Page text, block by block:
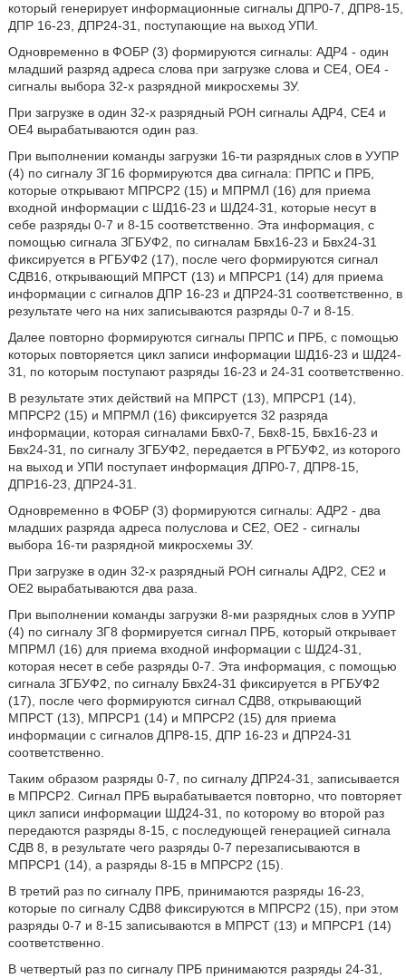
который генерирует информационные сигналы ДПР0-7, ДПР8-15,
ДПР 16-23, ДПР24-31, поступающие на выход УПИ.
Одновременно в ФОБР (3) формируются сигналы: АДР4 - один
младший разряд адреса слова при загрузке слова и СЕ4, ОЕ4 -
сигналы выбора 32-х разрядной микросхемы ЗУ.
При загрузке в один 32-х разрядный РОН сигналы АДР4, СЕ4 и
ОЕ4 вырабатываются один раз.
При выполнении команды загрузки 16-ти разрядных слов в УУПР
(4) по сигналу ЗГ16 формируются два сигнала: ПРПС и ПРБ,
которые открывают МПРСР2 (15) и МПРМЛ (16) для приема
входной информации с ШД16-23 и ШД24-31, которые несут в
себе разряды 0-7 и 8-15 соответственно. Эта информация, с
помощью сигнала ЗГБУФ2, по сигналам Бвх16-23 и Бвх24-31
фиксируется в РГБУФ2 (17), после чего формируются сигнал
СДВ16, открывающий МПРСТ (13) и МПРСР1 (14) для приема
информации с сигналов ДПР 16-23 и ДПР24-31 соответственно, в
результате чего на них записываются разряды 0-7 и 8-15.
Далее повторно формируются сигналы ПРПС и ПРБ, с помощью
которых повторяется цикл записи информации ШД16-23 и ШД24-
31, по которым поступают разряды 16-23 и 24-31 соответственно.
В результате этих действий на МПРСТ (13), МПРСР1 (14),
МПРСР2 (15) и МПРМЛ (16) фиксируется 32 разряда
информации, которая сигналами Бвх0-7, Бвх8-15, Бвх16-23 и
Бвх24-31, по сигналу ЗГБУФ2, передается в РГБУФ2, из которого
на выход и УПИ поступает информация ДПР0-7, ДПР8-15,
ДПР16-23, ДПР24-31.
Одновременно в ФОБР (3) формируются сигналы: АДР2 - два
младших разряда адреса полуслова и СЕ2, ОЕ2 - сигналы
выбора 16-ти разрядной микросхемы ЗУ.
При загрузке в один 32-х разрядный РОН сигналы АДР2, СЕ2 и
ОЕ2 вырабатываются два раза.
При выполнении команды загрузки 8-ми разрядных слов в УУПР
(4) по сигналу ЗГ8 формируется сигнал ПРБ, который открывает
МПРМЛ (16) для приема входной информации с ШД24-31,
которая несет в себе разряды 0-7. Эта информация, с помощью
сигнала ЗГБУФ2, по сигналу Бвх24-31 фиксируется в РГБУФ2
(17), после чего формируются сигнал СДВ8, открывающий
МПРСТ (13), МПРСР1 (14) и МПРСР2 (15) для приема
информации с сигналов ДПР8-15, ДПР 16-23 и ДПР24-31
соответственно.
Таким образом разряды 0-7, по сигналу ДПР24-31, записывается
в МПРСР2. Сигнал ПРБ вырабатывается повторно, что повторяет
цикл записи информации ШД24-31, по которому во второй раз
передаются разряды 8-15, с последующей генерацией сигнала
СДВ 8, в результате чего разряды 0-7 перезаписываются в
МПРСР1 (14), а разряды 8-15 в МПРСР2 (15).
В третий раз по сигналу ПРБ, принимаются разряды 16-23,
которые по сигналу СДВ8 фиксируются в МПРСР2 (15), при этом
разряды 0-7 и 8-15 записываются в МПРСТ (13) и МПРСР1 (14)
соответственно.
В четвертый раз по сигналу ПРБ принимаются разряды 24-31,